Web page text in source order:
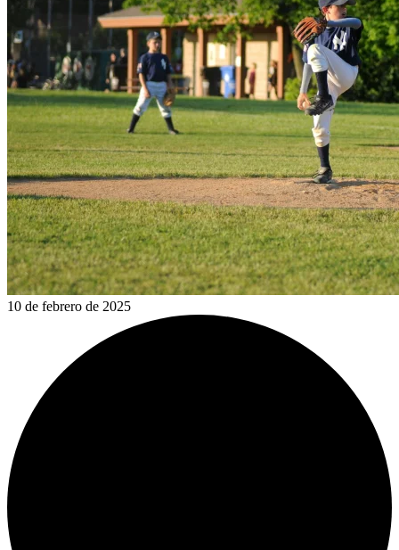
10 de febrero de 2025